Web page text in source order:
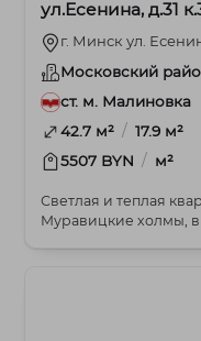
ул.Есенина, д.31
г. Минск ул.
Московский
ст. м. Малиновка
42.7 м² / 17.9 м²
5507 BYN / м²
Светлая и теплая
Муравицкие холмы, в